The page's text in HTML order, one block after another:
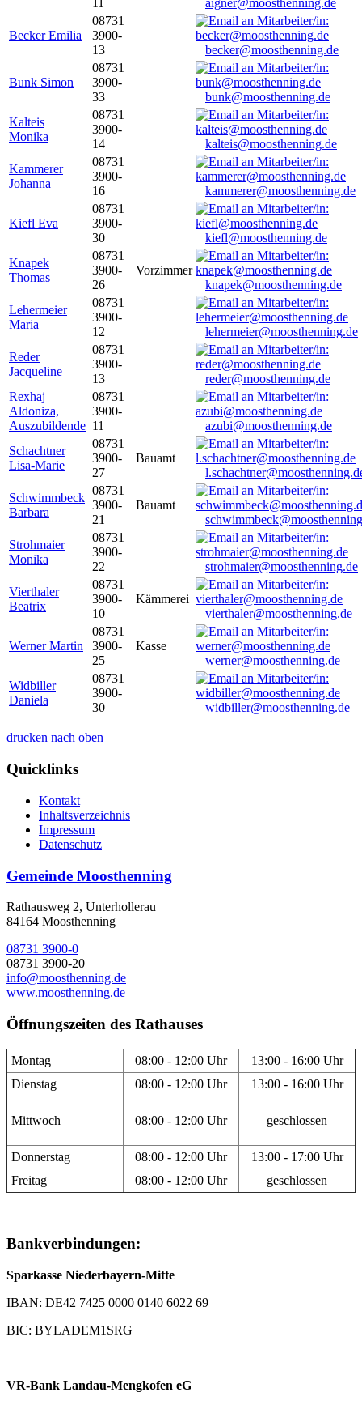
aigner@moosthenning.de
Becker Emilia
08731
3900-
13
becker@moosthenning.de
Bunk Simon
08731
3900-
33
bunk@moosthenning.de
Kalteis
Monika
08731
3900-
14
kalteis@moosthenning.de
Kammerer
Johanna
08731
3900-
16
kammerer@moosthenning.de
Kiefl Eva
08731
3900-
30
kiefl@moosthenning.de
Knapek
Thomas
08731
3900-
26
Vorzimmer
knapek@moosthenning.de
Lehermeier
Maria
08731
3900-
12
lehermeier@moosthenning.de
Reder
Jacqueline
08731
3900-
13
reder@moosthenning.de
Rexhaj
Aldoniza,
Auszubildende
08731
3900-
11
azubi@moosthenning.de
Schachtner
Lisa-Marie
08731
3900-
27
Bauamt
Schwimmbeck
Barbara
08731
3900-
21
Bauamt
Strohmaier
Monika
08731
3900-
22
strohmaier@moosthenning.de
Vierthaler
Beatrix
08731
3900-
10
Kämmerei
vierthaler@moosthenning.de
Werner Martin
08731
3900-
25
Kasse
werner@moosthenning.de
Widbiller
Daniela
08731
3900-
30
widbiller@moosthenning.de
drucken nach oben
Quicklinks
Kontakt
Inhaltsverzeichnis
Impressum
Datenschutz
Gemeinde Moosthenning
Rathausweg 2, Unterhollerau
84164 Moosthenning
08731 3900-0
08731 3900-20
info@moosthenning.de
www.moosthenning.de
Öffnungszeiten des Rathauses
Montag 08:00 - 12:00 Uhr
13:00 - 16:00 Uhr
Dienstag
08:00 - 12:00 Uhr 13:00 - 16:00 Uhr
Mittwoch 08:00 - 12:00 Uhr geschlossen
Donnerstag 08:00 - 12:00 Uhr
13:00 - 17:00 Uhr
Freitag
08:00 - 12:00 Uhr geschlossen
Bankverbindungen:
Sparkasse Niederbayern-Mitte
IBAN: DE42 7425 0000 0140 6022 69
BIC: BYLADEM1SRG
VR-Bank Landau-Mengkofen eG